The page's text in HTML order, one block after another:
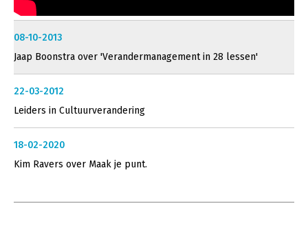
08-10-2013
Jaap Boonstra over 'Verandermanagement in 28 lessen'
22-03-2012
Leiders in Cultuurverandering
18-02-2020
Kim Ravers over Maak je punt.